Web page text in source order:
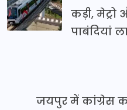
कड़ी,
पाबंदियां
जयपुर में कांग्रेस